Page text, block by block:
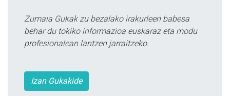
Zumaia Gukak zu bezalako irakurleen babesa
behar du tokiko informazioa euskaraz eta modu
profesionalean lantzen jarraitzeko.
Izan Gukakide